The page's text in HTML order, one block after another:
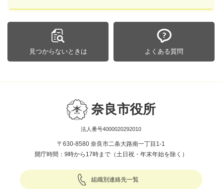
見つからないときは よくある質問
奈良市役所
法人番号4000020292010
〒630-8580 奈良市二条大路南一丁目1-1
開庁時間：9時から17時まで（土日祝・年末年始を除く）
組織別連絡先一覧